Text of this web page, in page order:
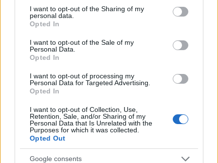
not limited to your visit or usage behaviour. You may click to
grant or deny consent to Google and its third-party tags to
use your data for below specified purposes in below Google
consent section.
I want to opt-out of the Sharing of my
personal data.
Opted In
I want to opt-out of the Sale of my
Personal Data.
Opted In
I want to opt-out of processing my
Personal Data for Targeted Advertising.
Opted In
I want to opt-out of Collection, Use,
Retention, Sale, and/or Sharing of my
Personal Data that Is Unrelated with the
Purposes for which it was collected.
Opted Out
Google consents
Αν τα χάσατε
Δολοφονία Βρετανίδας
στην Κυψέλη: Οι δύο
καταθέσεις «κλειδί» της
συζύγου του 26χρονου
Μυστράς: Παθολογικά
ιατροδικαστική
για τον θάνατο του